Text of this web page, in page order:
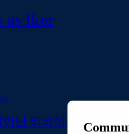
as Ikor
난 리바이스 청바지